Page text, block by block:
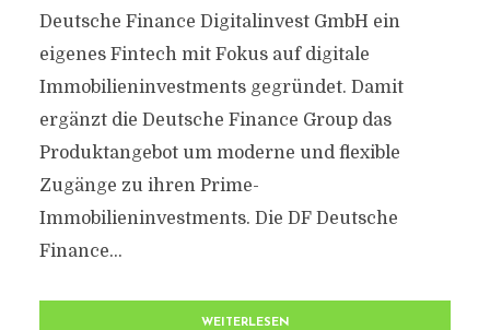
Deutsche Finance Digitalinvest GmbH ein
eigenes Fintech mit Fokus auf digitale
Immobilieninvestments gegründet. Damit
ergänzt die Deutsche Finance Group das
Produktangebot um moderne und flexible
Zugänge zu ihren Prime-
Immobilieninvestments. Die DF Deutsche
Finance...
WEITERLESEN